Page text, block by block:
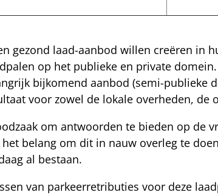
gezond laad-aanbod willen creëren in
op het publieke en private
bijkomend aanbod (semi-publieke
voor zowel de lokale overheden, de
om antwoorden te bieden op de
belang om dit in nauw overleg te
al bestaan.
van parkeerretributies voor deze